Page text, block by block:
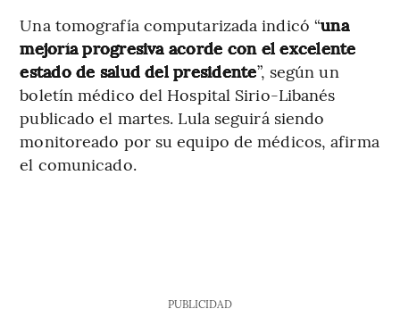
Una tomografía computarizada indicó “una
mejoría progresiva acorde con el excelente
estado de salud del presidente”, según un
boletín médico del Hospital Sirio-Libanés
publicado el martes. Lula seguirá siendo
monitoreado por su equipo de médicos, afirma
el comunicado.
PUBLICIDAD